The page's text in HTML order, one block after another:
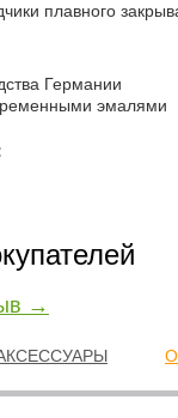
плавного
Германии
эмалями
→